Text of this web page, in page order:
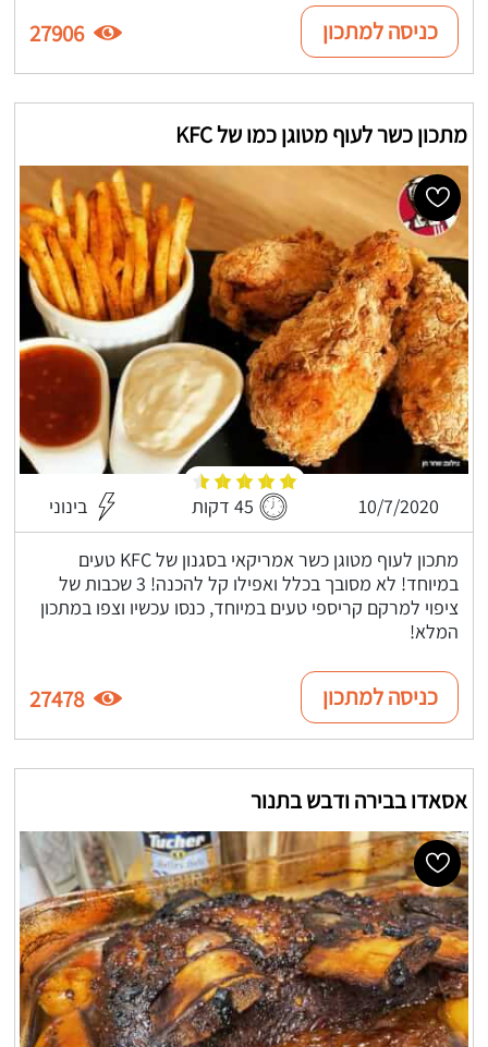
כניסה למתכון 27906
מתכון כשר לעוף מטוגן כמו של KFC
10/7/2020 45 דקות בינוני
מתכון לעוף מטוגן כשר אמריקאי בסגנון של KFC טעים
במיוחד! לא מסובך בכלל ואפילו קל להכנה! 3 שכבות של
ציפוי למרקם קריספי טעים במיוחד, כנסו עכשיו וצפו במתכון
המלא!
כניסה למתכון 27478
אסאדו בבירה ודבש בתנור